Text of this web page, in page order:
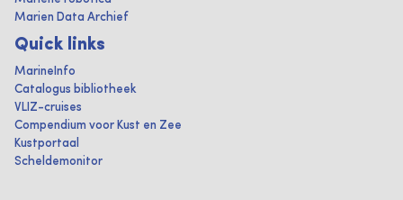
Marien Data Archief
Quick links
MarineInfo
Catalogus bibliotheek
VLIZ-cruises
Compendium voor Kust en Zee
Kustportaal
Scheldemonitor